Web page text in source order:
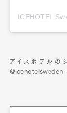
アイスホテルの
@icehotelsweden